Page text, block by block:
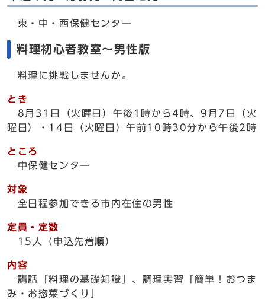
東・中・西保健センター
料理初心者教室～男性版
料理に挑戦しませんか。
とき
8月31日（火曜日）午後1時から4時、9月7日（火
曜日）・14日（火曜日）午前10時30分から午後2時
ところ
中保健センター
対象
全日程参加できる市内在住の男性
定員・定数
15人（申込先着順）
内容
講話「料理の基礎知識」、調理実習「簡単！おつま
み・お惣菜づくり」